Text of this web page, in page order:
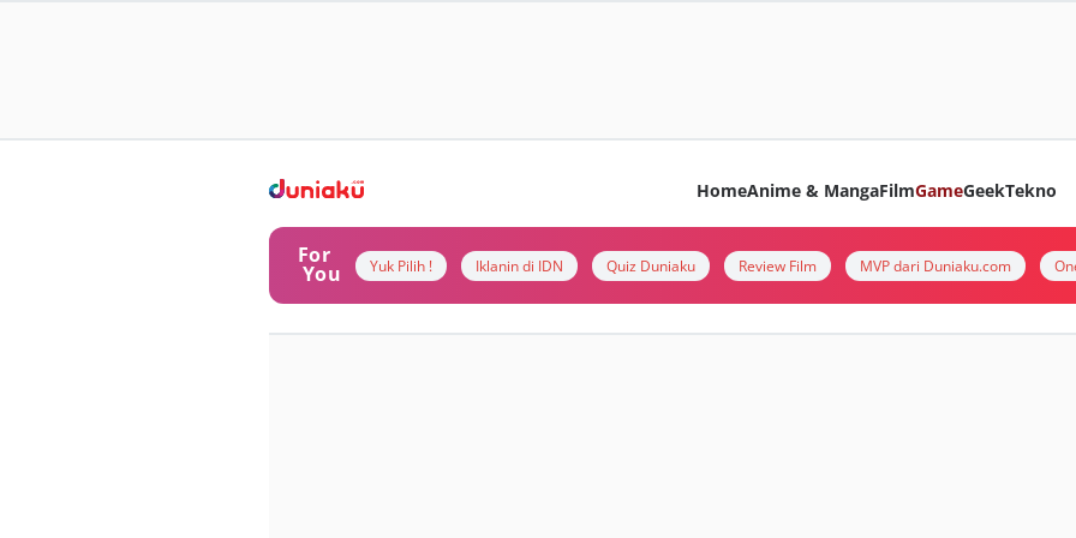
HomeAnime & MangaFilmGameGeekTekno
For
You Yuk Pilih ! Iklanin di IDN Quiz Duniaku Review Film MVP dari Duniaku.com